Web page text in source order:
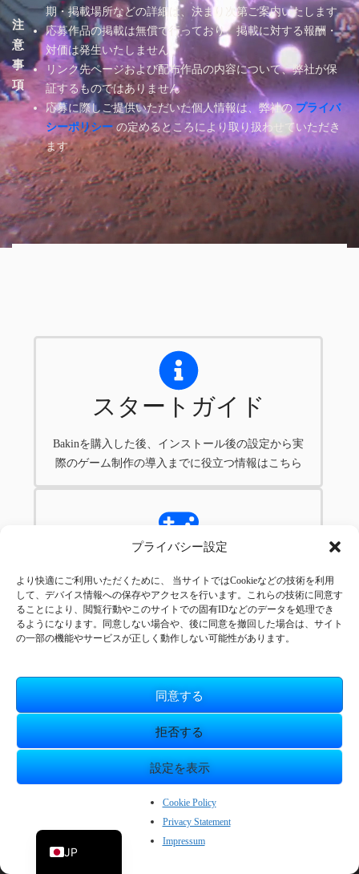
プライバシー設定
より快適にご利用いただくために、 当サイトではCookieなどの技術を利用
して、デバイス情報への保存やアクセスを行います。これらの技術に同意す
ることにより、閲覧行動やこのサイトでの固有IDなどのデータを処理でき
るようになります。同意しない場合や、後に同意を撤回した場合は、サイト
の一部の機能やサービスが正しく動作しない可能性があります。
同意する
拒否する
設定を表示
Cookie Policy
Privacy Statement
Impressum
注
意
事
項
期・掲載場所などの詳細は、決まり次第ご案内いたします
応募作品の掲載は無償で行っており、掲載に対する報酬・
対価は発生いたしません
リンク先ページおよび配布作品の内容について、弊社が保
証するものではありません
応募に際しご提供いただいた個人情報は、弊社の プライバ
シーポリシー の定めるところにより取り扱わせていただき
ます
スタートガイド
Bakinを購入した後、インストール後の設定から実
際のゲーム制作の導入までに役立つ情報はこちら
製品情報
Bakin、ダウンロードコンテンツ、サンプルゲーム
の一覧はこちら
サポート
FAQや購入/スタートガイド、マニュアル、SNS・コ
ミュニティ、質問や不具合報告用のお問い合わせな
ど、様々なサポート窓口をまとめてご紹介。
JP